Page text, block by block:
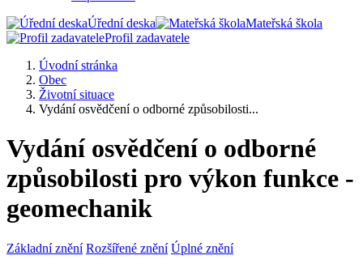
Úřední deska
Mateřská škola
Profil zadavatele
Úvodní stránka
Obec
Životní situace
Vydání osvědčení o odborné způsobilosti...
Vydání osvědčení o odborné
způsobilosti pro výkon funkce -
geomechanik
Základní znění Rozšířené znění Úplné znění